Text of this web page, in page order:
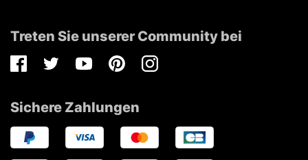
Treten Sie unserer Community bei
FacebookTwitterYoutubePinterestInstagram
Sichere Zahlungen